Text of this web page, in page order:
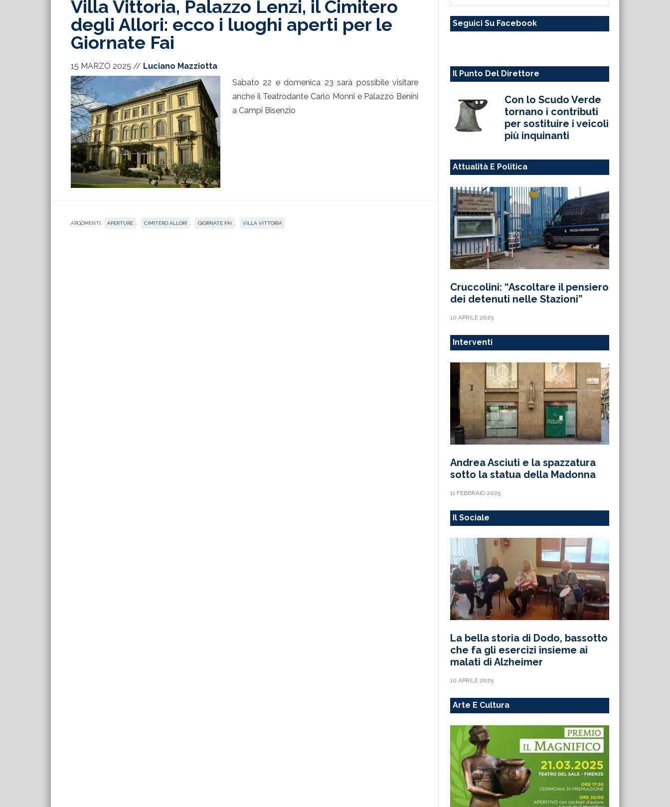
Villa Vittoria, Palazzo Lenzi, il Cimitero
degli Allori: ecco i luoghi aperti per le
Giornate Fai
15 MARZO 2025 // Luciano Mazziotta
Sabato 22 e domenica 23 sarà possibile visitare
anche il Teatrodante Carlo Monni e Palazzo Benini
a Campi Bisenzio
ARGOMENTI: APERTURE CIMITERO ALLORI GIORNATE FAI VILLA VITTORIA
sito
Seguici Su Facebook
Il Punto Del Direttore
Con lo Scudo Verde
tornano i contributi
per sostituire i veicoli
più inquinanti
Attualità E Politica
Cruccolini: “Ascoltare il pensiero
dei detenuti nelle Stazioni”
10 APRILE 2025
Interventi
Andrea Asciuti e la spazzatura
sotto la statua della Madonna
11 FEBBRAIO 2025
Il Sociale
La bella storia di Dodo, bassotto
che fa gli esercizi insieme ai
malati di Alzheimer
10 APRILE 2025
Arte E Cultura